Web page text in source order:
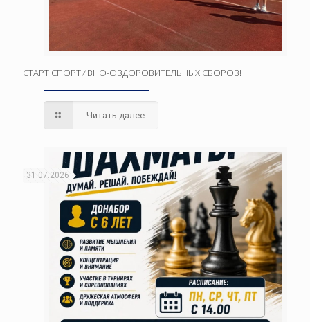
СТАРТ СПОРТИВНО-ОЗДОРОВИТЕЛЬНЫХ СБОРОВ!
Читать далее
31.07.2026